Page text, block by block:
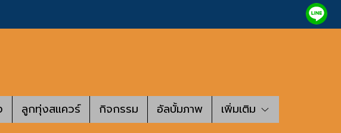
ลูกทุ่งสแควร์ กิจกรรม อัลบั้มภาพ เพิ่มเติม